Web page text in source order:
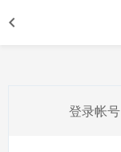
登录帐号